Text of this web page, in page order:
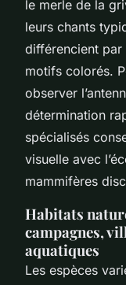
le merle de la
leurs chants
différencient par
motifs colorés.
observer
détermination
spécialisés
visuelle avec
mammifères
Habitats
campagnes,
aquatiques
Les espèces